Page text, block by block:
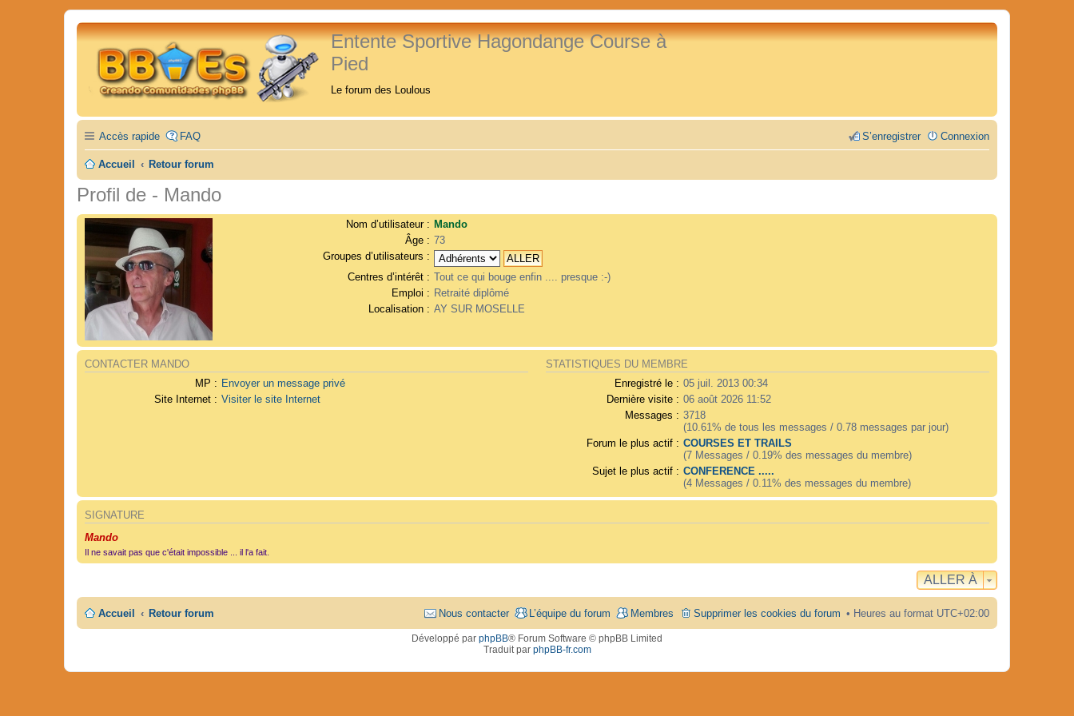
Entente Sportive Hagondange Course à
Pied
Le forum des Loulous
Accès rapide FAQ Connexion
S’enregistrer
Accueil Retour forum
Profil de - Mando
Nom d’utilisateur : Mando
Âge : 73
Groupes d’utilisateurs :
Centres d’intérêt : Tout ce qui bouge enfin .... presque :-)
Emploi : Retraité diplômé
Localisation : AY SUR MOSELLE
CONTACTER MANDO
MP : Envoyer un message privé
Site Internet : Visiter le site Internet
STATISTIQUES DU MEMBRE
Enregistré le : 05 juil. 2013 00:34
Dernière visite : 06 août 2026 11:52
Messages : 3718
(10.61% de tous les messages / 0.78 messages par jour)
Forum le plus actif : COURSES ET TRAILS
(7 Messages / 0.19% des messages du membre)
Sujet le plus actif : CONFERENCE .....
(4 Messages / 0.11% des messages du membre)
SIGNATURE
Mando
Il ne savait pas que c'était impossible ... il l'a fait.
ALLER À
Accueil Retour forum Heures au format UTC+02:00
Supprimer les cookies du forum
Membres
L’équipe du forum
Nous contacter
Développé par phpBB® Forum Software © phpBB Limited
Traduit par phpBB-fr.com